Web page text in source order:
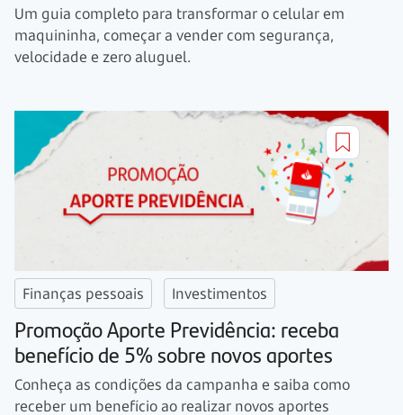
Um guia completo para transformar o celular em
maquininha, começar a vender com segurança,
velocidade e zero aluguel.
Finanças pessoais Investimentos
Promoção Aporte Previdência: receba
benefício de 5% sobre novos aportes
Conheça as condições da campanha e saiba como
receber um benefício ao realizar novos aportes